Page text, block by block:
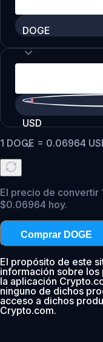
DOGE
USD
1 DOGE = 0.06964
El precio de convertir
$0.06964 hoy.
Comprar DOGE
El propósito de este
información sobre
la aplicación
ninguno de dichos
acceso a dichos
Crypto.com.